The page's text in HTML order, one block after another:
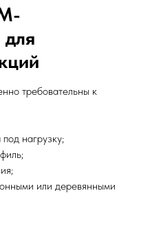
требовательны к
нагрузку;
или деревянными